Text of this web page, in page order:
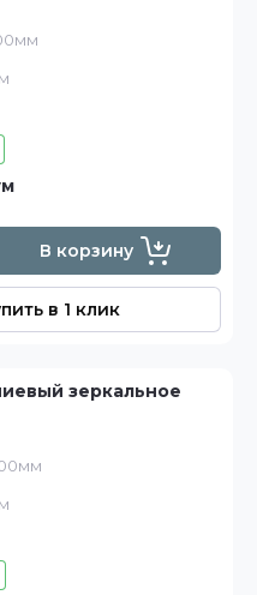
В корзину
в 1 клик
зеркальное